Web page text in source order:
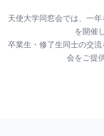
天使大学同窓会では、一
を開催
卒業生・修了生同士の交
会をご提